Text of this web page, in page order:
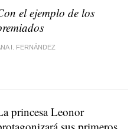
el ejemplo de los
I. FERNÁNDEZ
princesa Leonor
sus primeros